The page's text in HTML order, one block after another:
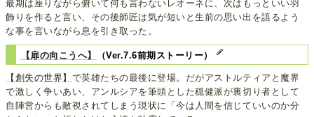
最期は座りながら俯いて何も言わないレオーネに、次はもっといい羽
飾りを作ると言い、その後師匠は気が短いと生前の思い出を語るよう
な事を言いながら息を引き取った。
【扉の向こうへ】 （Ver.7.6前期ストーリー）
【創失の世界】 で英雄たちの最後に登場。だがアストルティアと魔界
で激しく争いあい、アンルシアを筆頭とした穏健派が裏切り者として
自陣営からも敵視されてしまう現状に「今は人間を信じていいのか分